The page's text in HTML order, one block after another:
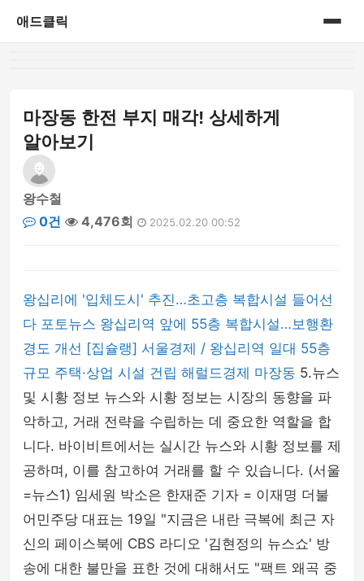
애드클릭
마장동 한전 부지 매각! 상세하게
알아보기
왕수철
0건
4,476회 2025.02.20 00:52
왕십리에 '입체도시' 추진…초고층 복합시설 들어선
다 포토뉴스 왕십리역 앞에 55층 복합시설…보행환
경도 개선 [집슐랭] 서울경제 / 왕십리역 일대 55층
규모 주택·상업 시설 건립 해럴드경제 마장동 5.뉴스
및 시황 정보 뉴스와 시황 정보는 시장의 동향을 파
악하고, 거래 전략을 수립하는 데 중요한 역할을 합
니다. 바이비트에서는 실시간 뉴스와 시황 정보를 제
공하며, 이를 참고하여 거래를 할 수 있습니다. (서울
=뉴스1) 임세원 박소은 한재준 기자 = 이재명 더불
어민주당 대표는 19일 "지금은 내란 극복에 최근 자
신의 페이스북에 CBS 라디오 '김현정의 뉴스쇼' 방
송에 대한 불만을 표한 것에 대해서도 "팩트 왜곡 중